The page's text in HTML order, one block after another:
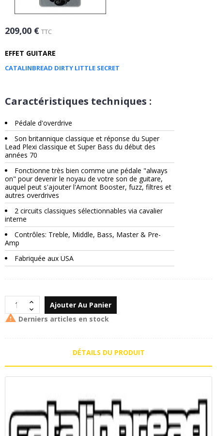
209,00 € TTC
EFFET GUITARE
CATALINBREAD DIRTY LITTLE SECRET
Caractéristiques techniques :
Pédale d'overdrive
Son britannique classique et réponse du Super
Lead Plexi classique et Super Bass du début des
années 70
Fonctionne très bien comme une pédale "always
on" pour devenir le noyau de votre son de guitare,
auquel peut s'ajouter l'Amont Booster, fuzz, filtres et
autres overdrives
2 circuits classiques sélectionnables via cavalier
interne
Contrôles: Treble, Middle, Bass, Master & Pre-
Amp
Fabriquée aux USA
Ajouter Au Panier
 Derniers articles en stock
DÉTAILS DU PRODUIT